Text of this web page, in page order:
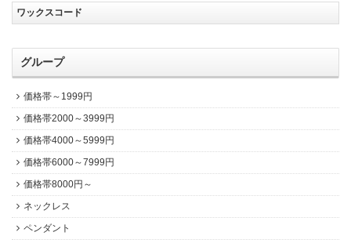
ワックスコード
グループ
価格帯～1999円
価格帯2000～3999円
価格帯4000～5999円
価格帯6000～7999円
価格帯8000円～
ネックレス
ペンダント